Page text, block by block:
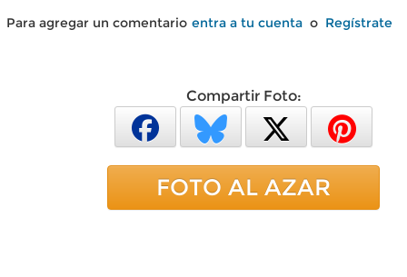
Para agregar un comentario entra a tu cuenta o Regístrate
Compartir Foto:
FOTO AL AZAR